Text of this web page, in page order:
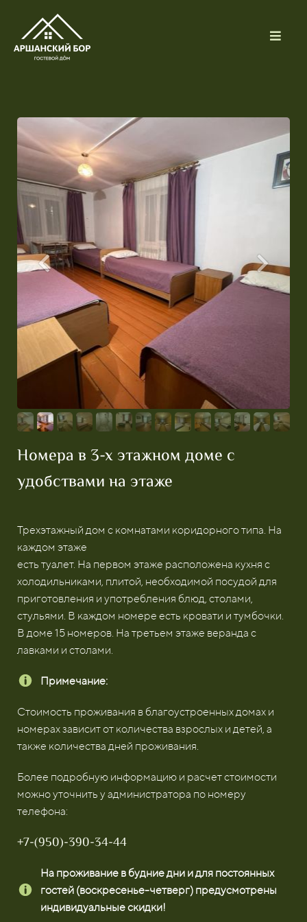
Номера в 3-х этажном доме с
удобствами на этаже
Трехэтажный дом с комнатами коридорного типа. На
каждом этаже
есть туалет. На первом этаже расположена кухня с
холодильниками, плитой, необходимой посудой для
приготовления и употребления блюд, столами,
стульями. В каждом номере есть кровати и тумбочки.
В доме 15 номеров. На третьем этаже веранда с
лавками и столами.
Примечание:
Стоимость проживания в благоустроенных домах и
номерах зависит от количества взрослых и детей, а
также количества дней проживания.
Более подробную информацию и расчет стоимости
можно уточнить у администратора по номеру
телефона:
+7-(950)-390-34-44
На проживание в будние дни и для постоянных
гостей (воскресенье-четверг) предусмотрены
индивидуальные скидки!